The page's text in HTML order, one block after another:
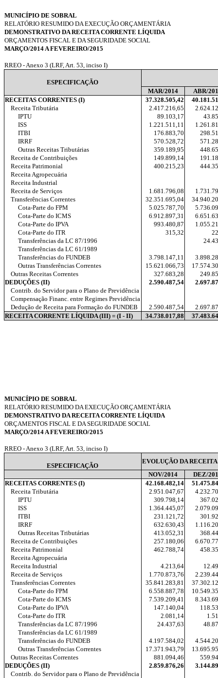
MUNICÍPIO DE SOBRAL
RELATÓRIO RESUMIDO DA EXECUÇÃO ORÇAMENTÁRIA
DEMONSTRATIVO DA RECEITA CORRENTE LÍQUIDA
ORÇAMENTOS FISCAL E DA SEGURIDADE SOCIAL
MARÇO/2014 A FEVEREIRO/2015
RREO - Anexo 3 (LRF, Art. 53, inciso I)
ESPECIFICAÇÃO
MAR/2014
ABR/
RECEITAS CORRENTES (I)
37.328.505,42
Receita Tributária
2.417.216,65
IPTU
89.103,17
ISS
1.221.511,11
ITBI
176.883,70
IRRF
570.528,72
Outras Receitas Tributárias
359.189,95
Receita de Contribuições
149.899,14
Receita Patrimonial
400.215,23
Receita Agropecuária
Receita Industrial
Receita de Serviços
1.681.796,08
Transferências Correntes
32.351.695,04
Cota-Parte do FPM
5.025.787,70
Cota-Parte do ICMS
6.912.897,31
Cota-Parte do IPVA
993.480,87
Cota-Parte do ITR
315,32
Transferências da LC 87/1996
Transferências da LC 61/1989
Transferências do FUNDEB
3.798.147,11
Outras Transferências Correntes
15.621.066,73
Outras Receitas Correntes
327.683,28
DEDUÇÕES (II)
2.590.487,54
Contrib. do Servidor para o Plano de Previdência
Compensação Financ. entre Regimes Previdência
Dedução de Receita para Formação do FUNDEB
2.590.487,54
RECEITA CORRENTE LÍQUIDA (III) = (I - II)
34.738.017,88
MUNICÍPIO DE SOBRAL
RELATÓRIO RESUMIDO DA EXECUÇÃO ORÇAMENTÁRIA
DEMONSTRATIVO DA RECEITA CORRENTE LÍQUIDA
ORÇAMENTOS FISCAL E DA SEGURIDADE SOCIAL
MARÇO/2014 A FEVEREIRO/2015
RREO - Anexo 3 (LRF, Art. 53, inciso I)
EVOLUÇÃO DA
ESPECIFICAÇÃO
NOV/2014
DEZ/
RECEITAS CORRENTES (I)
42.168.482,14
Receita Tributária
2.951.047,67
IPTU
309.798,14
ISS
1.364.445,07
ITBI
231.121,72
IRRF
632.630,43
Outras Receitas Tributárias
413.052,31
Receita de Contribuições
257.180,06
Receita Patrimonial
462.788,74
Receita Agropecuária
Receita Industrial
4.213,64
Receita de Serviços
1.770.873,76
Transferências Correntes
35.841.283,81
Cota-Parte do FPM
6.558.887,78
Cota-Parte do ICMS
7.539.209,41
Cota-Parte do IPVA
147.140,04
Cota-Parte do ITR
2.081,14
Transferências da LC 87/1996
24.437,63
Transferências da LC 61/1989
Transferências do FUNDEB
4.197.584,02
Outras Transferências Correntes
17.371.943,79
Outras Receitas Correntes
881.094,46
DEDUÇÕES (II)
2.859.876,26
Contrib. do Servidor para o Plano de Previdência